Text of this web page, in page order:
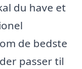
du have et
de bedste
passer til